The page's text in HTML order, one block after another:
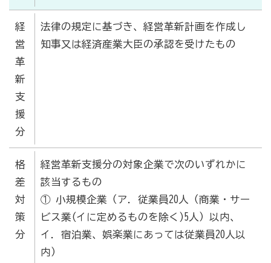
経
営
革
新
支
援
分
法律の規定に基づき、経営革新計画を作成し
知事又は経済産業大臣の承認を受けたもの
格
差
対
策
分
経営革新支援分の対象企業で次のいずれかに
該当するもの
① 小規模企業（ア．従業員20人（商業・サー
ビス業(イに定めるものを除く)5人）以内、
イ．宿泊業、娯楽業にあっては従業員20人以
内）